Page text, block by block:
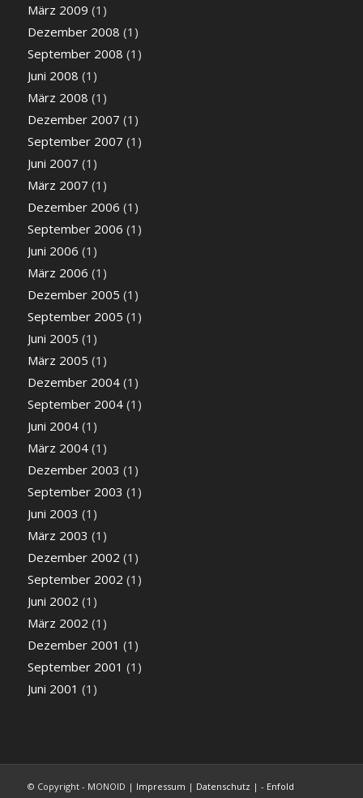
März 2009 (1)
Dezember 2008 (1)
September 2008 (1)
Juni 2008 (1)
März 2008 (1)
Dezember 2007 (1)
September 2007 (1)
Juni 2007 (1)
März 2007 (1)
Dezember 2006 (1)
September 2006 (1)
Juni 2006 (1)
März 2006 (1)
Dezember 2005 (1)
September 2005 (1)
Juni 2005 (1)
März 2005 (1)
Dezember 2004(1)
September 2004(1)
Juni 2004(1)
März 2004(1)
Dezember 2003 (1)
September 2003 (1)
Juni 2003 (1)
März 2003 (1)
Dezember 2002 (1)
September 2002 (1)
Juni 2002 (1)
März 2002 (1)
Dezember 2001 (1)
September 2001 (1)
Juni 2001 (1)
© Copyright - MONOID | Impressum | Datenschutz | - Enfold